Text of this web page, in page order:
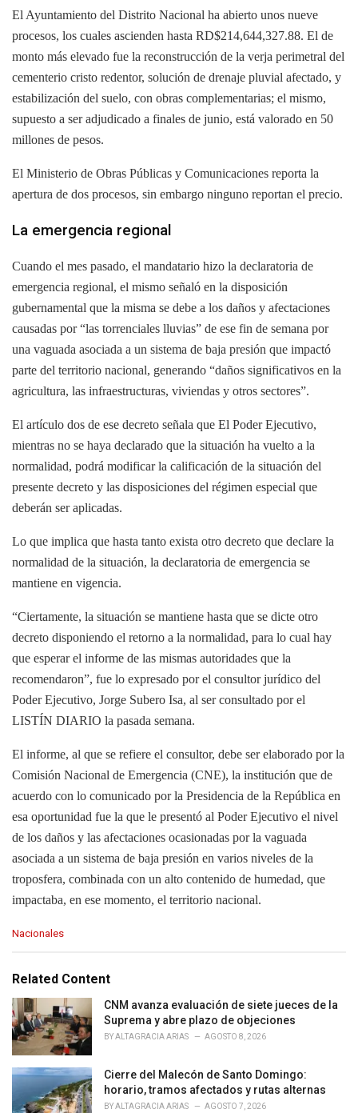
El Ayuntamiento del Distrito Nacional ha abierto unos nueve
procesos, los cuales ascienden hasta RD$214,644,327.88. El de
monto más elevado fue la reconstrucción de la verja perimetral del
cementerio cristo redentor, solución de drenaje pluvial afectado, y
estabilización del suelo, con obras complementarias; el mismo,
supuesto a ser adjudicado a finales de junio, está valorado en 50
millones de pesos.
El Ministerio de Obras Públicas y Comunicaciones reporta la
apertura de dos procesos, sin embargo ninguno reportan el precio.
La emergencia regional
Cuando el mes pasado, el mandatario hizo la declaratoria de
emergencia regional, el mismo señaló en la disposición
gubernamental que la misma se debe a los daños y afectaciones
causadas por “las torrenciales lluvias” de ese fin de semana por
una vaguada asociada a un sistema de baja presión que impactó
parte del territorio nacional, generando “daños significativos en la
agricultura, las infraestructuras, viviendas y otros sectores”.
El artículo dos de ese decreto señala que El Poder Ejecutivo,
mientras no se haya declarado que la situación ha vuelto a la
normalidad, podrá modificar la calificación de la situación del
presente decreto y las disposiciones del régimen especial que
deberán ser aplicadas.
Lo que implica que hasta tanto exista otro decreto que declare la
normalidad de la situación, la declaratoria de emergencia se
mantiene en vigencia.
“Ciertamente, la situación se mantiene hasta que se dicte otro
decreto disponiendo el retorno a la normalidad, para lo cual hay
que esperar el informe de las mismas autoridades que la
recomendaron”, fue lo expresado por el consultor jurídico del
Poder Ejecutivo, Jorge Subero Isa, al ser consultado por el
LISTÍN DIARIO la pasada semana.
El informe, al que se refiere el consultor, debe ser elaborado por la
Comisión Nacional de Emergencia (CNE), la institución que de
acuerdo con lo comunicado por la Presidencia de la República en
esa oportunidad fue la que le presentó al Poder Ejecutivo el nivel
de los daños y las afectaciones ocasionadas por la vaguada
asociada a un sistema de baja presión en varios niveles de la
troposfera, combinada con un alto contenido de humedad, que
impactaba, en ese momento, el territorio nacional.
C
e
o
r
i
e
:
Nacionales
Related Content
CNM avanza evaluación de siete jueces de la
Suprema y abre plazo de objeciones
BYALTAGRACIA ARIAS AGOSTO 8, 2026
Cierre del Malecón de Santo Domingo:
horario, tramos afectados y rutas alternas
BYALTAGRACIA ARIAS AGOSTO 7, 2026